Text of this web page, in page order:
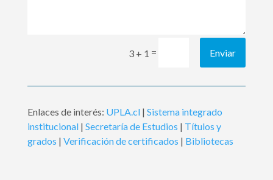
3 + 1 = Enviar
Enlaces de interés: UPLA.cl| Sistema integrado
institucional| Secretaría de Estudios | Títulos y
grados | Verificación de certificados | Bibliotecas